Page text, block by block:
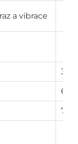
a vibrace
36
60
78